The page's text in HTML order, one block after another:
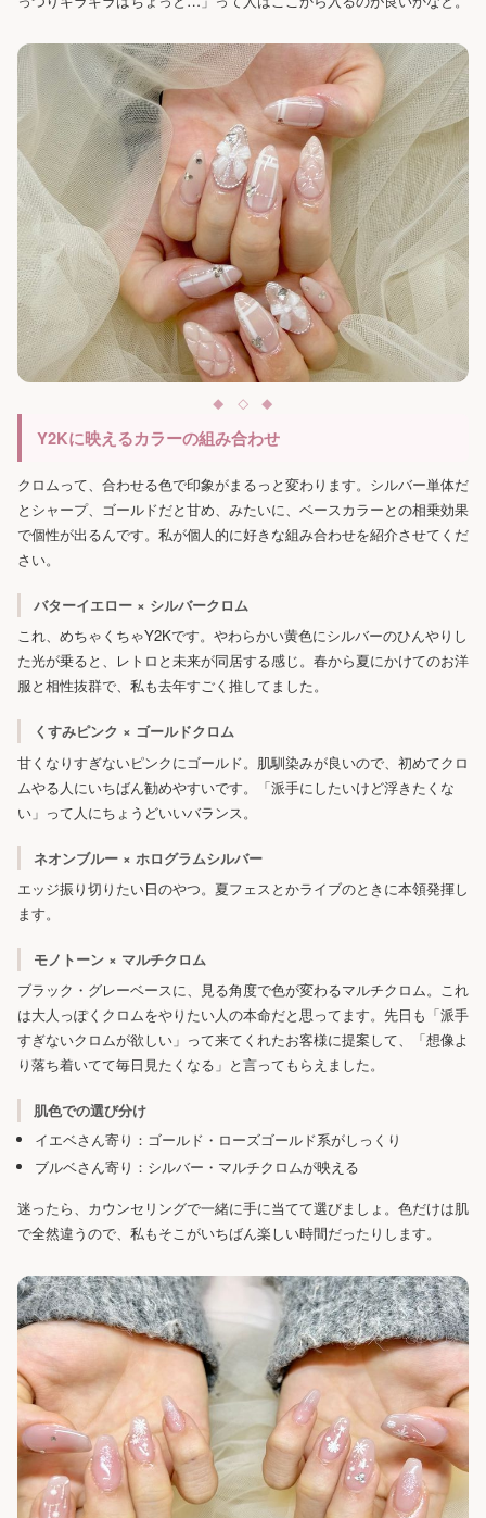
Y2Kに映えるカラーの組み合わせ
クロムって、合わせる色で印象がまるっと変わります。シルバー単体だ
とシャープ、ゴールドだと甘め、みたいに、ベースカラーとの相乗効果
で個性が出るんです。私が個人的に好きな組み合わせを紹介させてくだ
さい。
バターイエロー × シルバークロム
これ、めちゃくちゃY2Kです。やわらかい黄色にシルバーのひんやりし
た光が乗ると、レトロと未来が同居する感じ。春から夏にかけてのお洋
服と相性抜群で、私も去年すごく推してました。
くすみピンク × ゴールドクロム
甘くなりすぎないピンクにゴールド。肌馴染みが良いので、初めてクロ
ムやる人にいちばん勧めやすいです。「派手にしたいけど浮きたくな
い」って人にちょうどいいバランス。
ネオンブルー × ホログラムシルバー
エッジ振り切りたい日のやつ。夏フェスとかライブのときに本領発揮し
ます。
モノトーン × マルチクロム
ブラック・グレーベースに、見る角度で色が変わるマルチクロム。これ
は大人っぽくクロムをやりたい人の本命だと思ってます。先日も「派手
すぎないクロムが欲しい」って来てくれたお客様に提案して、「想像よ
り落ち着いてて毎日見たくなる」と言ってもらえました。
肌色での選び分け
イエベさん寄り：ゴールド・ローズゴールド系がしっくり
ブルベさん寄り：シルバー・マルチクロムが映える
迷ったら、カウンセリングで一緒に手に当てて選びましょ。色だけは肌
で全然違うので、私もそこがいちばん楽しい時間だったりします。